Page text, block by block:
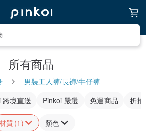
所有商品
男裝工人褲/長褲/牛仔褲
跨境直送 Pinkoi 嚴選 免運商品 折扣
質(1) 顏色